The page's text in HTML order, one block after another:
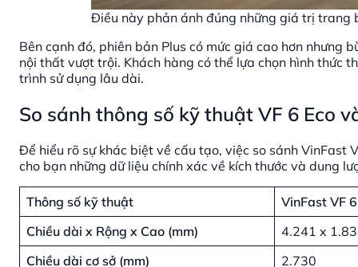
Điều này phản ánh đúng những giá trị trang
Bên cạnh đó, phiên bản Plus có mức giá cao hơn nhưng
nội thất vượt trội. Khách hàng có thể lựa chọn hình thức
trình sử dụng lâu dài.
So sánh thông số kỹ thuật VF 6 Eco
Để hiểu rõ sự khác biệt về cấu tạo, việc so sánh VinFast
cho bạn những dữ liệu chính xác về kích thước và dung
Thông số kỹ thuật
VinFast VF
Chiều dài x Rộng x Cao (mm)
4.241 x
Chiều dài cơ sở (mm)
2.730